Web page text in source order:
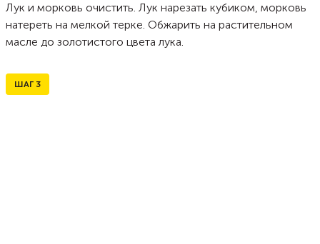
Лук и морковь очистить. Лук нарезать кубиком, морковь
натереть на мелкой терке. Обжарить на растительном
масле до золотистого цвета лука.
ШАГ 3